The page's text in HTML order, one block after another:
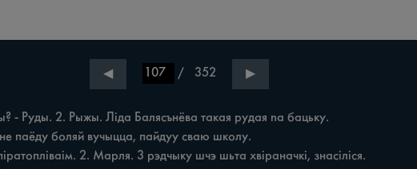
◀ / 352 ▶
- Руды. 2. Рыжы. Ліда Балясънёва такая рудая na бацьку.